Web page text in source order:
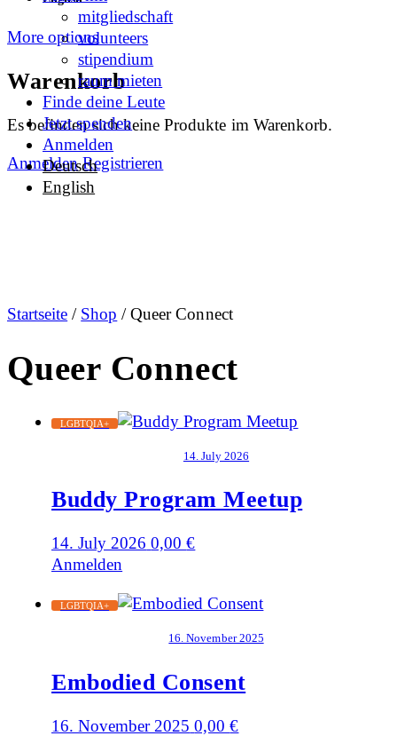
More options
Warenkorb
Es befinden sich keine Produkte im Warenkorb.
Anmelden Registrieren
mitgliedschaft
volunteers
stipendium
raum mieten
Finde deine Leute
Jetzt spenden
Anmelden
Deutsch
English
Startseite / Shop / Queer Connect
Queer Connect
LGBTQIA+
14. July 2026
Buddy Program Meetup
14. July 2026 0,00€
Anmelden
LGBTQIA+
16. November 2025
Embodied Consent
16. November 2025 0,00€